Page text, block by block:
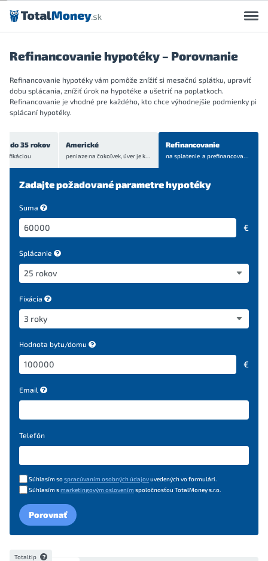
Preskočiť na obsah
Refinancovanie hypotéky – Porovnanie
Refinancovanie hypotéky vám pomôže znížiť si mesačnú splátku, upraviť
dobu splácania, znížiť úrok na hypotéke a ušetriť na poplatkoch.
Refinancovanie je vhodné pre každého, kto chce výhodnejšie podmienky pi
splácaní hypotéky.
do 35 rokov Americké
peniaze na čokoľvek, úver jekrytý bytom alebo domom
Refinancovanie
na splatenie a prefinancovanie
Zadajte požadované parametre hypotéky
Suma
€
Splácanie
Fixácia
Hodnota bytu/domu
€
Email
Telefón
Súhlasím sospracúvaním osobných údajovuvedených vo formulári.
Súhlasím smarketingovým oslovením spoločnosťou TotalMoney s.r.o.
Porovnať
Totaltip